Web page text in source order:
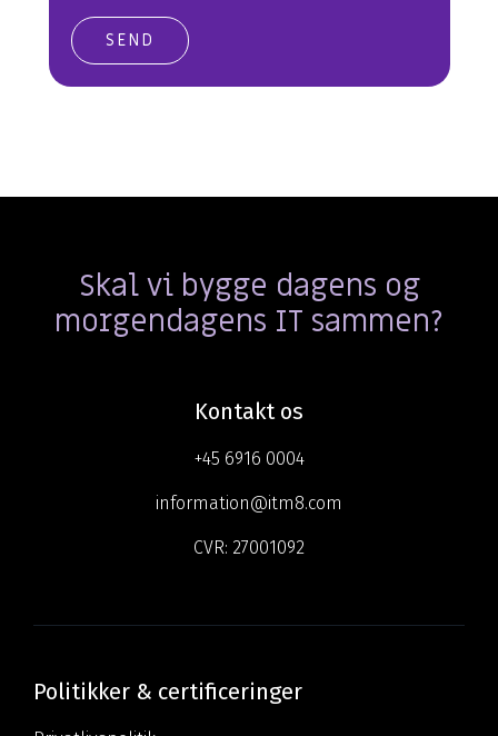
Skal vi bygge dagens og
morgendagens IT sammen?
Kontakt os
+45 6916 0004
information@itm8.com
CVR: 27001092
Politikker & certificeringer